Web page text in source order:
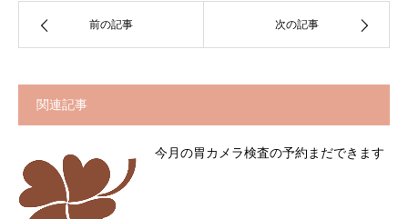
前の記事 次の記事
関連記事
今月の胃カメラ検査の予約まだできます